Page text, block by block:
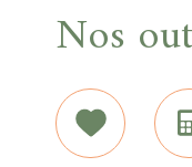
Nos